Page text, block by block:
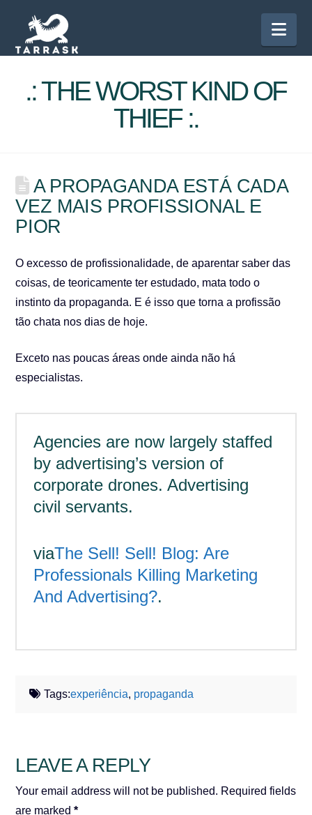
.: THE WORST KIND OF
THIEF :.
A PROPAGANDA ESTÁ CADA
VEZ MAIS PROFISSIONAL E
PIOR
O excesso de profissionalidade, de aparentar saber das
coisas, de teoricamente ter estudado, mata todo o
instinto da propaganda. E é isso que torna a profissão
tão chata nos dias de hoje.
Exceto nas poucas áreas onde ainda não há
especialistas.
Agencies are now largely staffed
by advertising’s version of
corporate drones. Advertising
civil servants.
viaThe Sell! Sell! Blog: Are
Professionals Killing Marketing
And Advertising?.
Tags:experiência, propaganda
LEAVE A REPLY
Your email address will not be published. Required fields
are marked*